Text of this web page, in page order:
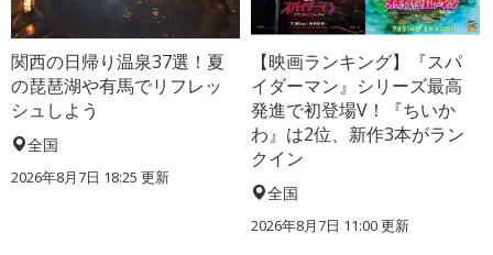
関西の日帰り温泉37選！夏
の琵琶湖や有馬でリフレッ
シュしよう
全国
2026年8月7日 18:25 更新
【映画ランキング】『スパ
イダーマン』シリーズ最高
発進で初登場V！『ちいか
わ』は2位、新作3本がラン
クイン
全国
2026年8月7日 11:00更新